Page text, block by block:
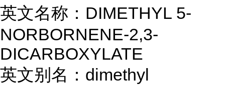
英文名称：DIMETHYL 5-
NORBORNENE-2,3-
DICARBOXYLATE
英文别名：dimethyl